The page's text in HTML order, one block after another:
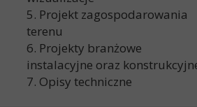
5. Projekt zagospodarowania
terenu
6. Projekty branżowe
instalacyjne oraz
7. Opisy techniczne